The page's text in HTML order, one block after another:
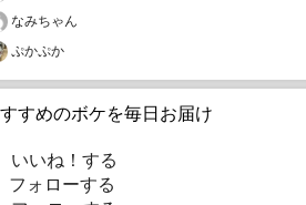
なみちゃん
ぷかぷか
すめのボケを毎日お届け
いいね！する
ォローする